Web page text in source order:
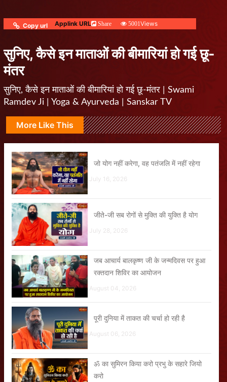
Copy url Applink URL Share 5001 Views
सुनिए, कैसे इन माताओं की बीमारियां हो गई छू-
मंतर
सुनिए, कैसे इन माताओं की बीमारियां हो गई छू-मंतर | Swami
Ramdev Ji | Yoga & Ayurveda | Sanskar TV
More Like This
जो योग नहीं करेगा, वह पतंजलि में नहीं रहेगा
July 16, 2026
जीते-जी सब रोगों से मुक्ति की युक्ति है योग
July 28, 2026
जब आचार्य बालकृष्ण जी के जन्मदिवस पर हुआ
रक्तदान शिविर का आयोजन
August 04, 2026
पूरी दुनिया में ताकत की चर्चा हो रही है
August 06, 2026
ॐ का सुमिरन किया करो प्रभु के सहारे जियो
करो